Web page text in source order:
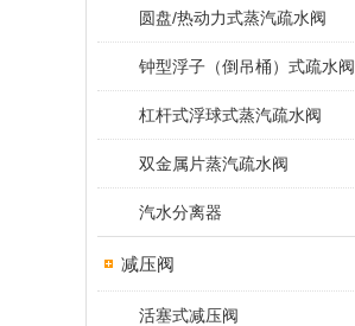
圆盘/热动力式蒸汽疏水阀
钟型浮子（倒吊桶）式疏水阀
杠杆式浮球式蒸汽疏水阀
双金属片蒸汽疏水阀
汽水分离器
减压阀
活塞式减压阀